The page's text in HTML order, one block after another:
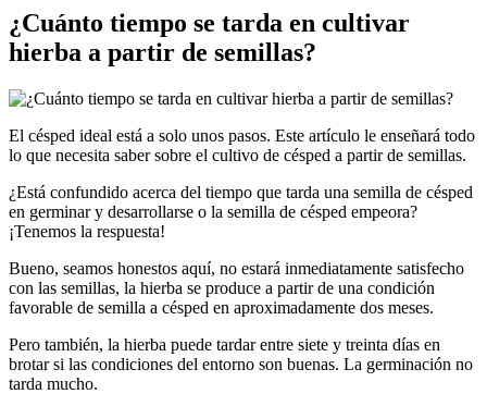
¿Cuánto tiempo se tarda en cultivar
hierba a partir de semillas?
El césped ideal está a solo unos pasos. Este artículo le enseñará todo
lo que necesita saber sobre el cultivo de césped a partir de semillas.
¿Está confundido acerca del tiempo que tarda una semilla de césped
en germinar y desarrollarse o la semilla de césped empeora?
¡Tenemos la respuesta!
Bueno, seamos honestos aquí, no estará inmediatamente satisfecho
con las semillas, la hierba se produce a partir de una condición
favorable de semilla a césped en aproximadamente dos meses.
Pero también, la hierba puede tardar entre siete y treinta días en
brotar si las condiciones del entorno son buenas. La germinación no
tarda mucho.